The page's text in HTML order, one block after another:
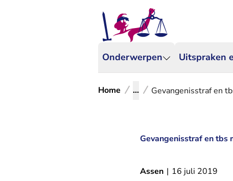
Onderwerpen Uitspraken
Home ... Gevangenisstraf en
Gevangenisstraf en tbs
Assen | 16 juli 2019